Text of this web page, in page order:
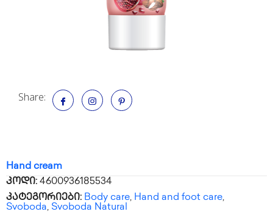
Share:
Hand cream
კოდი: 4600936185534
კატეგორიები: Body care, Hand and foot care,
Svoboda, Svoboda Natural